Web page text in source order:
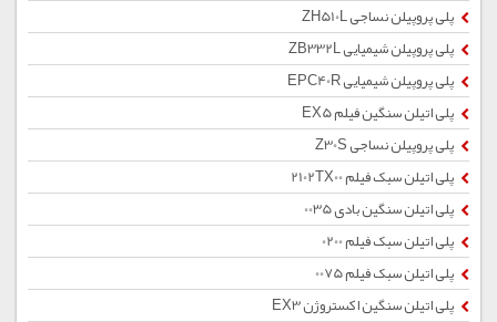
پلی پروپیلن نساجی ZH510L
پلی پروپیلن شیمیایی ZB332L
پلی پروپیلن شیمیایی EPC40R
پلی اتیلن سنگین فیلم EX5
پلی پروپیلن نساجی Z30S
پلی اتیلن سبک فیلم 2102TX00
پلی اتیلن سنگین بادی 0035
پلی اتیلن سبک فیلم 0200
پلی اتیلن سبک فیلم 0075
پلی اتیلن سنگین اکستروژن EX3